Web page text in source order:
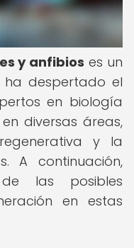
y anfibios es un
ha despertado el
en biología
diversas áreas,
y la
A continuación,
las posibles
en estas